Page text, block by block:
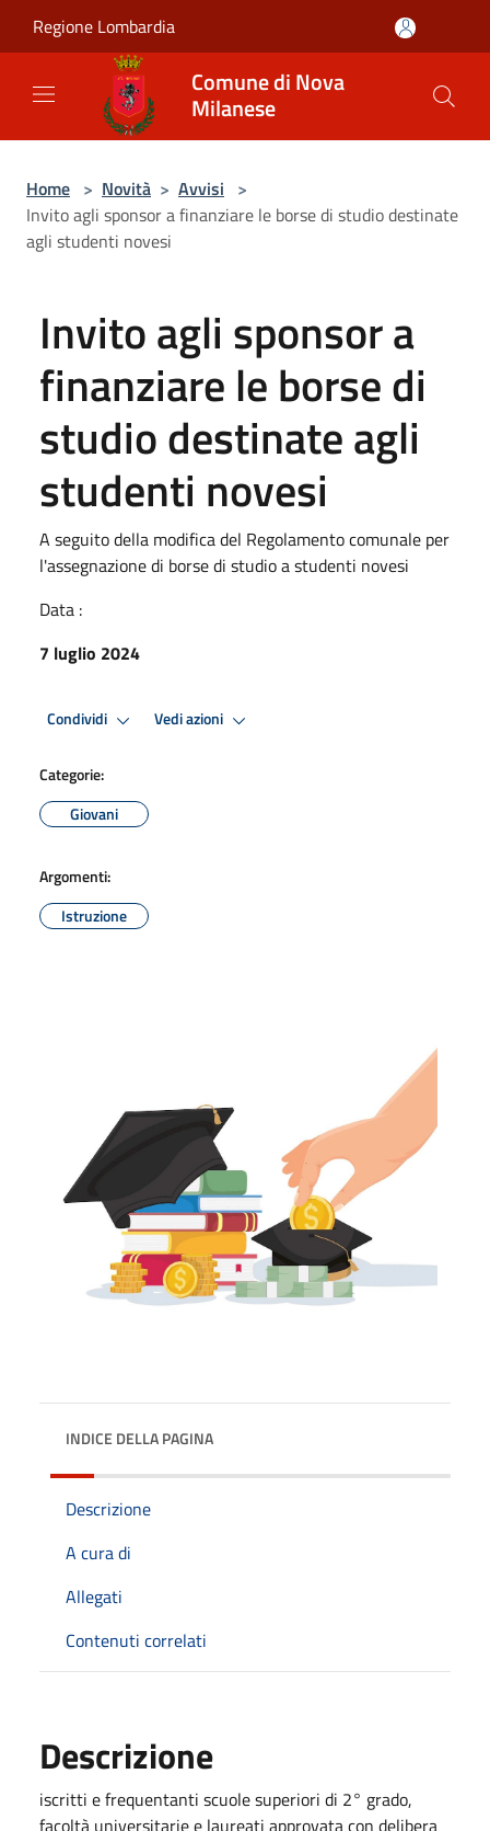
Regione Lombardia
Comune di Nova
Milanese
Home > Novità > Avvisi >
Invito agli sponsor a finanziare le borse di studio destinate
agli studenti novesi
Invito agli sponsor a
finanziare le borse di
studio destinate agli
studenti novesi
A seguito della modifica del Regolamento comunale per
l'assegnazione di borse di studio a studenti novesi
Data :
7 luglio 2024
Condividi Vedi azioni
Categorie:
Giovani
Argomenti:
Istruzione
INDICE DELLA PAGINA
Descrizione
A cura di
Allegati
Contenuti correlati
Descrizione
iscritti e frequentanti scuole superiori di 2° grado,
facoltà universitarie e laureati approvata con delibera